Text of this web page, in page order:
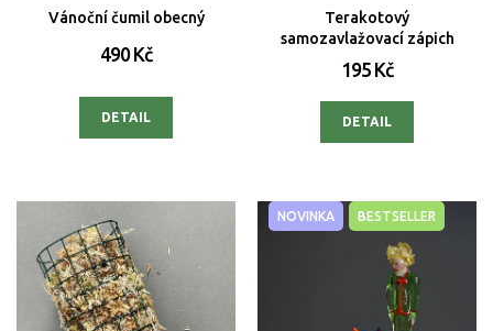
Vánoční čumil obecný
490 Kč
DETAIL
Terakotový
samozavlažovací zápich
195 Kč
DETAIL
NOVINKA BESTSELLER